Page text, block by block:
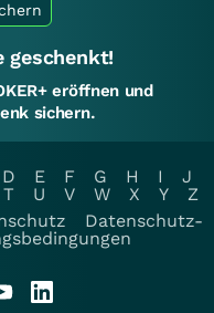
geschenkt!
eröffnen und
sichern.
D E F G H I
J
T U V W X Y
Z
Datenschutz-